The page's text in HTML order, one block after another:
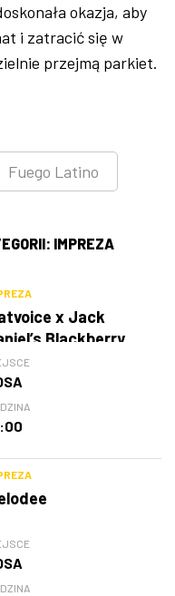
okazja, aby
i zatracić się w
przejmą parkiet.
Fuego Latino
IMPREZA
x Jack
Blackberry